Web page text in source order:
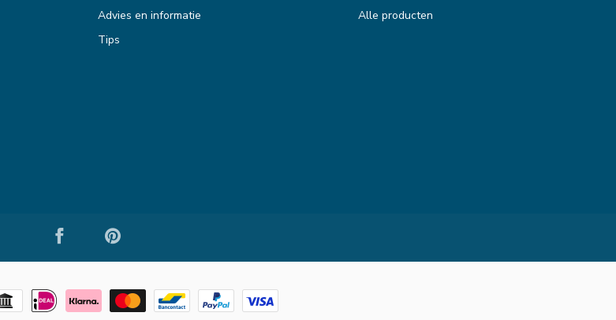
Advies en informatie
Tips
Alle producten